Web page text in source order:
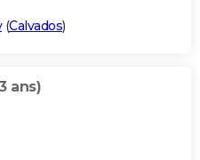
(Calvados)
ans)